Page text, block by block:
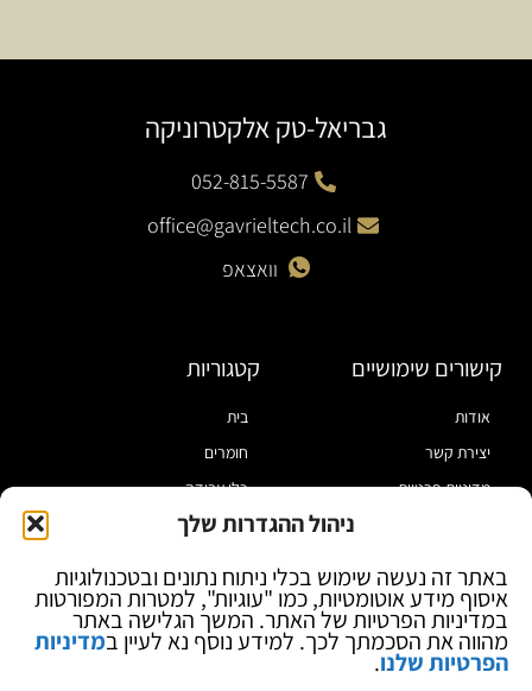
ניהול ההגדרות שלך
באתר זה נעשה שימוש בכלי ניתוח נתונים ובטכנולוגיות
איסוף מידע אוטומטיות, כמו "עוגיות", למטרות המפורטות
במדיניות הפרטיות של האתר. המשך הגלישה באתר
מהווה את הסכמתך לכך. למידע נוסף נא לעיין במדיניות
הפרטיות שלנו.
גבריאל-טק אלקטרוניקה
052-815-5587
office@gavrieltech.co.il
וואצאפ
קישורים שימושיים
אודות
יצירת קשר
מדיניות פרטיות
בלוג
קטגוריות
בית
חומרים
כלי עבודה
מוצרי הלחמה
ספקי כח ומודדים
ציוד אופטי להגדלה